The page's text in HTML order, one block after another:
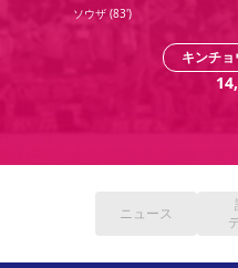
スタジアム
YANMAR HANASAKA STADIUM
アウェイツアー
セレッソアイデアちょうだいな
スポーツクラブ
スポーツクラブ
まいセレチケット
グッズ チケッ
スポ
レディース
ソウザ (83')
キンチ
ニュース